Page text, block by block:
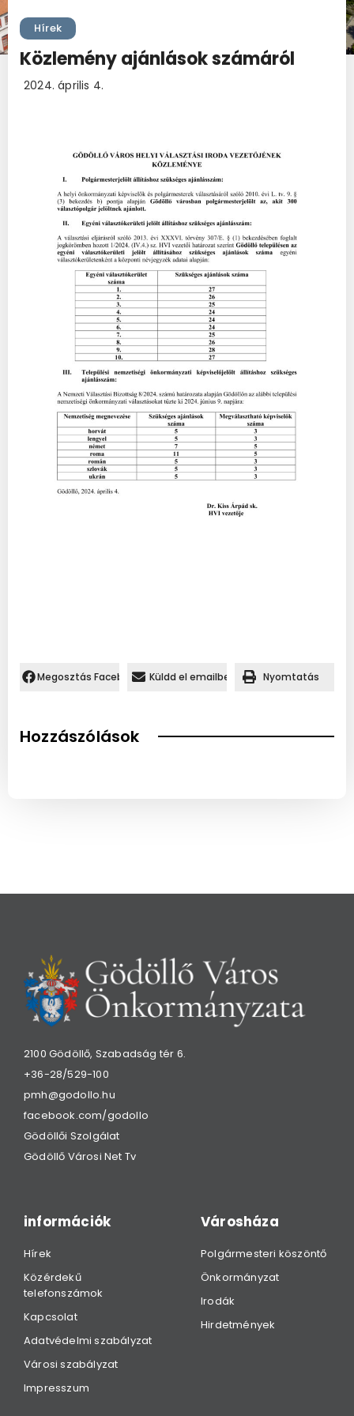
Hírek
Közlemény ajánlások számáról
2024. április 4.
Megosztás Facebookon.Küldd el emailben Nyomtatás
Hozzászólások
2100 Gödöllő, Szabadság tér 6.
+36-28/529-100
pmh@godollo.hu
facebook.com/godollo
Gödöllői Szolgálat
Gödöllő Városi Net Tv
információk
Hírek
Közérdekű
telefonszámok
Kapcsolat
Adatvédelmi szabályzat
Városi szabályzat
Impresszum
Városháza
Polgármesteri köszöntő
Önkormányzat
Irodák
Hirdetmények